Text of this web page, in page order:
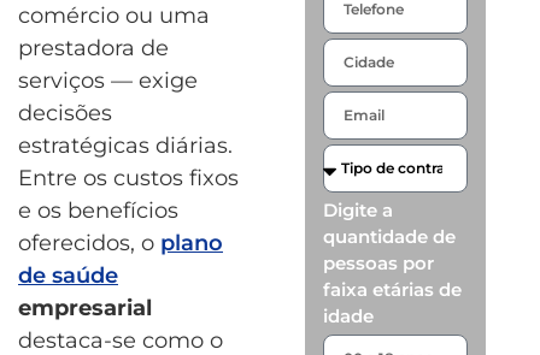
comércio ou uma
prestadora de
serviços — exige
decisões
estratégicas diárias.
Entre os custos fixos
e os benefícios
oferecidos, o plano
de saúde
empresarial
destaca-se como o
Digite a
quantidade de
pessoas por
faixa etárias de
idade